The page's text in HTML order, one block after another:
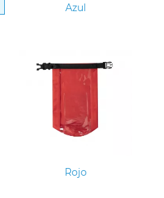
Azul
Rojo